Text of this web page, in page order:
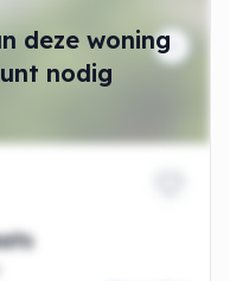
deze woning
nodig